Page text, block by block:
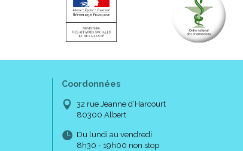
Coordonnées
32 rue Jeanne d’Harcourt
80300 Albert
Du lundi au vendredi
8h30 - 19h00 non stop